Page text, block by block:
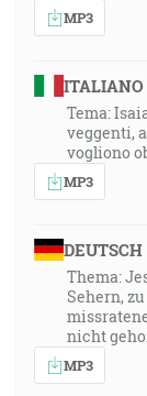
MP3
ITALIANO
Tema:
veggenti,
vogliono
MP3
DEUTSCH
Thema:
Sehern,
nicht
MP3